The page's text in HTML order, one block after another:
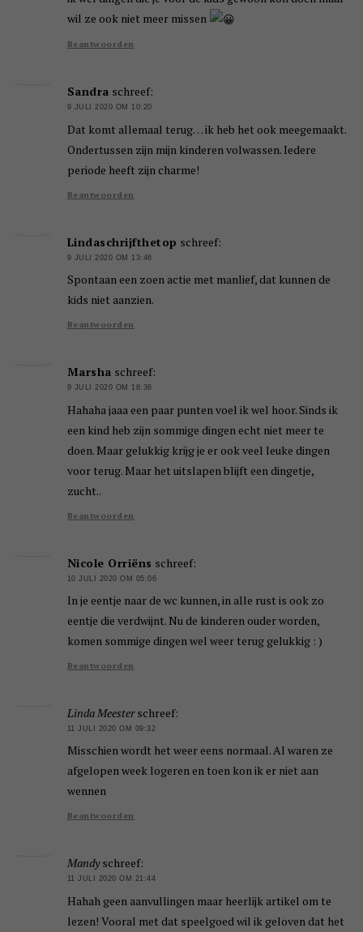
wil ze ook niet meer missen
Beantwoorden
Sandra schreef:
9 JULI 2020 OM 10:20
Dat komt allemaal terug… ik heb het ook meegemaakt.
Ondertussen zijn mijn kinderen volwassen. Iedere
periode heeft zijn charme!
Beantwoorden
Lindaschrijfthetop schreef:
9 JULI 2020 OM 13:46
Spontaan een zoen actie met manlief, dat kunnen de
kids niet aanzien.
Beantwoorden
Marsha schreef:
9 JULI 2020 OM 18:36
Hahaha jaaa een paar punten voel ik wel hoor. Sinds ik
een kind heb zijn sommige dingen echt niet meer te
doen. Maar gelukkig krijg je er ook veel leuke dingen
voor terug. Maar het uitslapen blijft een dingetje,
zucht..
Beantwoorden
Nicole Orriëns schreef:
10 JULI 2020 OM 05:06
In je eentje naar de wc kunnen, in alle rust is ook zo
eentje die verdwijnt. Nu de kinderen ouder worden,
komen sommige dingen wel weer terug gelukkig : )
Beantwoorden
Linda Meester schreef:
11 JULI 2020 OM 09:32
Misschien wordt het weer eens normaal. Al waren ze
afgelopen week logeren en toen kon ik er niet aan
wennen
Beantwoorden
Mandy schreef:
11 JULI 2020 OM 21:44
Hahah geen aanvullingen maar heerlijk artikel om te
lezen! Vooral met dat speelgoed wil ik geloven dat het